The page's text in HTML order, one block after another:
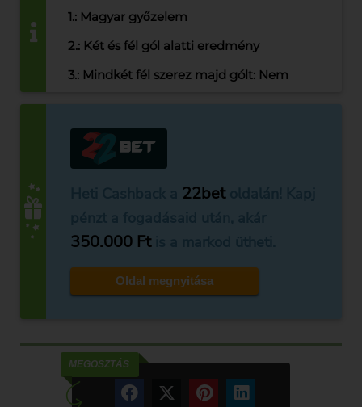
1.: Magyar győzelem
2.: Két és fél gól alatti eredmény
3.: Mindkét fél szerez majd gólt: Nem
22betoldalán! Kapj
350.000 Ft
Oldal megnyitása
MEGOSZTÁS